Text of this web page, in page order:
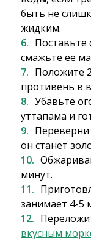
быть не
жидким.
Поставьте
смажьте ее
Положите
противень в
Убавьте
уттапама и
он станет
минут.
занимает 4-5
вкусным